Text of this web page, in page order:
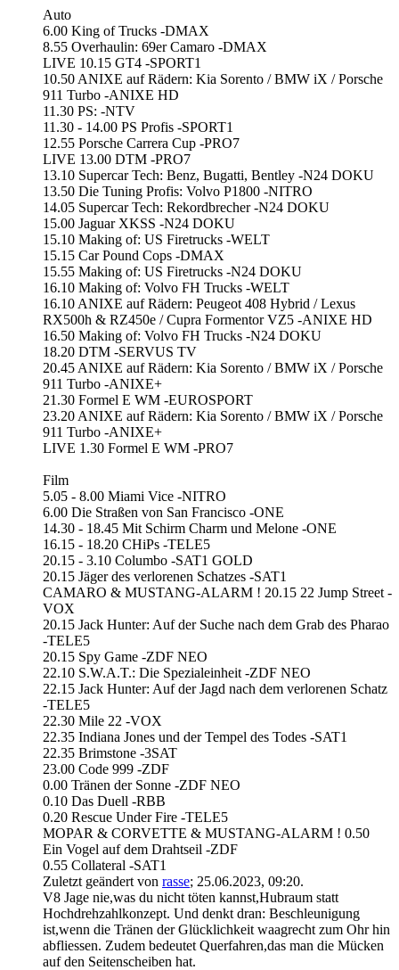
Auto
6.00 King of Trucks -DMAX
8.55 Overhaulin: 69er Camaro -DMAX
LIVE 10.15 GT4 -SPORT1
10.50 ANIXE auf Rädern: Kia Sorento / BMW iX / Porsche
911 Turbo -ANIXE HD
11.30 PS: -NTV
11.30 - 14.00 PS Profis -SPORT1
12.55 Porsche Carrera Cup -PRO7
LIVE 13.00 DTM -PRO7
13.10 Supercar Tech: Benz, Bugatti, Bentley -N24 DOKU
13.50 Die Tuning Profis: Volvo P1800 -NITRO
14.05 Supercar Tech: Rekordbrecher -N24 DOKU
15.00 Jaguar XKSS -N24 DOKU
15.10 Making of: US Firetrucks -WELT
15.15 Car Pound Cops -DMAX
15.55 Making of: US Firetrucks -N24 DOKU
16.10 Making of: Volvo FH Trucks -WELT
16.10 ANIXE auf Rädern: Peugeot 408 Hybrid / Lexus
RX500h & RZ450e / Cupra Formentor VZ5 -ANIXE HD
16.50 Making of: Volvo FH Trucks -N24 DOKU
18.20 DTM -SERVUS TV
20.45 ANIXE auf Rädern: Kia Sorento / BMW iX / Porsche
911 Turbo -ANIXE+
21.30 Formel E WM -EUROSPORT
23.20 ANIXE auf Rädern: Kia Sorento / BMW iX / Porsche
911 Turbo -ANIXE+
LIVE 1.30 Formel E WM -PRO7
Film
5.05 - 8.00 Miami Vice -NITRO
6.00 Die Straßen von San Francisco -ONE
14.30 - 18.45 Mit Schirm Charm und Melone -ONE
16.15 - 18.20 CHiPs -TELE5
20.15 - 3.10 Columbo -SAT1 GOLD
20.15 Jäger des verlorenen Schatzes -SAT1
CAMARO & MUSTANG-ALARM ! 20.15 22 Jump Street -
VOX
20.15 Jack Hunter: Auf der Suche nach dem Grab des Pharao
-TELE5
20.15 Spy Game -ZDF NEO
22.10 S.W.A.T.: Die Spezialeinheit -ZDF NEO
22.15 Jack Hunter: Auf der Jagd nach dem verlorenen Schatz
-TELE5
22.30 Mile 22 -VOX
22.35 Indiana Jones und der Tempel des Todes -SAT1
22.35 Brimstone -3SAT
23.00 Code 999 -ZDF
0.00 Tränen der Sonne -ZDF NEO
0.10 Das Duell -RBB
0.20 Rescue Under Fire -TELE5
MOPAR & CORVETTE & MUSTANG-ALARM ! 0.50
Ein Vogel auf dem Drahtseil -ZDF
0.55 Collateral -SAT1
Zuletzt geändert von rasse; 25.06.2023, 09:20.
V8 Jage nie,was du nicht töten kannst,Hubraum statt
Hochdrehzahlkonzept. Und denkt dran: Beschleunigung
ist,wenn die Tränen der Glücklichkeit waagrecht zum Ohr hin
abfliessen. Zudem bedeutet Querfahren,das man die Mücken
auf den Seitenscheiben hat.